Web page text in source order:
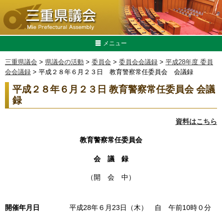
メニュー
三重県議会 > 県議会の活動 > 委員会 > 委員会会議録 > 平成28年度 委員
会会議録 > 平成２８年６月２３日 教育警察常任委員会 会議録
平成２８年６月２３日 教育警察常任委員会 会議
録
資料はこちら
教育警察常任委員会
会 議 録
（開 会 中）
開催年月日 平成28年６月23日（木） 自 午前10時０分